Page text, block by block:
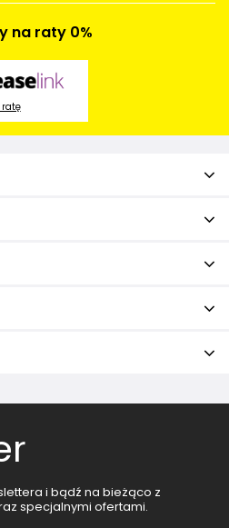
na raty 0%
i bądź na bieżąco z
specjalnymi ofertami.